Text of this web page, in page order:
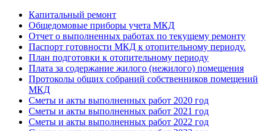
Капитальный ремонт
Общедомовые приборы учета МКД
Отчет о выполненных работах по текущему ремонту
Паспорт готовности МКД к отопительному периоду.
План подготовки к отопительному периоду
Плата за содержание жилого (нежилого) помещения
Протоколы общих собраний собственников помещений
МКД
Сметы и акты выполненных работ 2020 год
Сметы и акты выполненных работ 2021 год
Сметы и акты выполненных работ 2022 год